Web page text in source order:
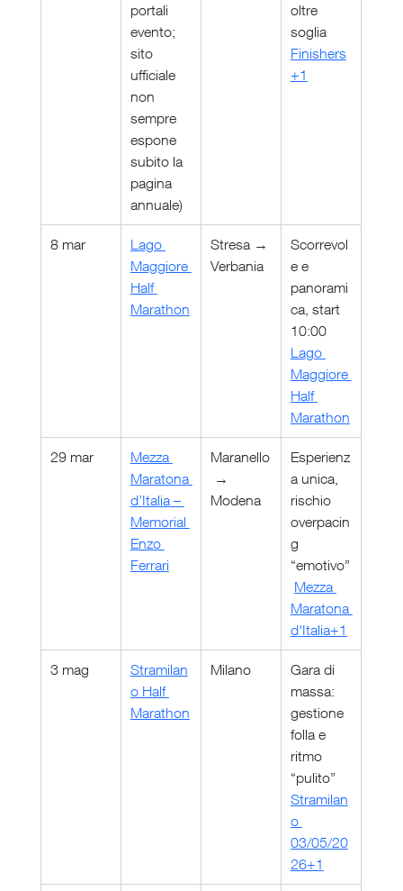
portali
evento;
sito
ufficiale
non
sempre
espone
subito la
pagina
annuale)
oltre
soglia
Finishers
+1
8 mar
Lago
Maggiore
Half
Marathon
Stresa →
Verbania
Scorrevol
e e
panorami
ca, start
10:00
Lago
Maggiore
Half
Marathon
29 mar
Mezza
Maratona
d’Italia –
Memorial
Enzo
Ferrari
Maranello
→
Modena
Esperienz
a unica,
rischio
overpacin
g
“emotivo”
Mezza
Maratona
d'Italia+1
3 mag
Stramilan
o Half
Marathon
Milano
Gara di
massa:
gestione
folla e
ritmo
“pulito”
Stramilan
o
03/05/20
26+1